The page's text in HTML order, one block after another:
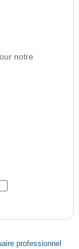
notre
professionnel